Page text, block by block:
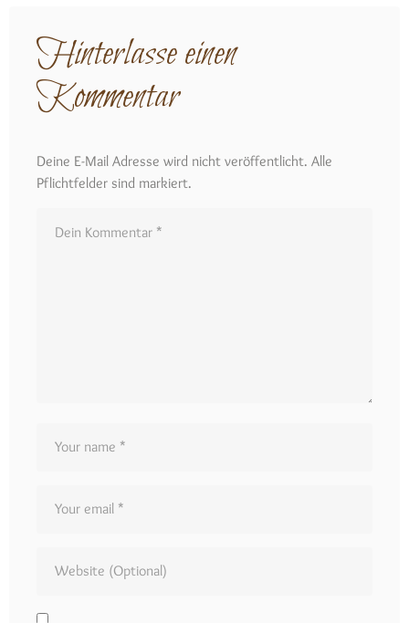
Hinterlasse einen
Kommentar
Deine E-Mail Adresse wird nicht veröffentlicht. Alle
Pflichtfelder sind markiert.